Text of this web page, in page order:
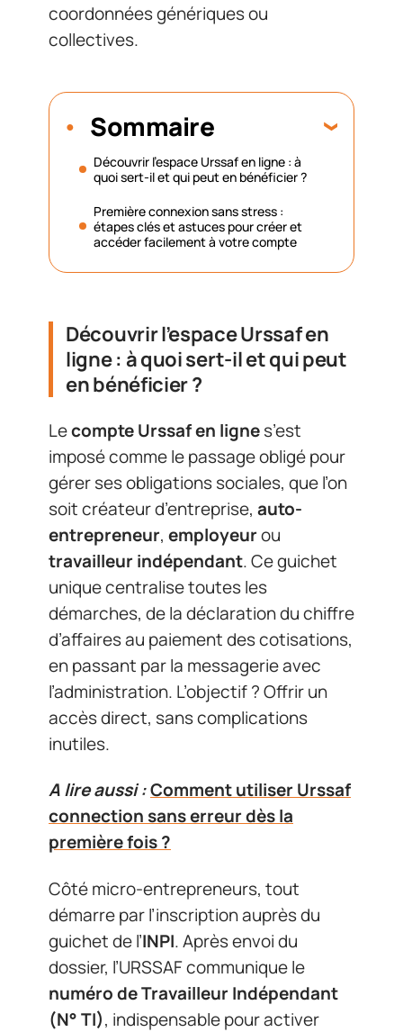
coordonnées génériques ou
collectives.
Sommaire
Découvrir l’espace Urssaf en ligne : à
quoi sert-il et qui peut en bénéficier ?
Première connexion sans stress :
étapes clés et astuces pour créer et
accéder facilement à votre compte
Découvrir l’espace Urssaf en
ligne : à quoi sert-il et qui peut
en bénéficier ?
Lecompte Urssaf en lignes’est
imposé comme le passage obligé pour
gérer ses obligations sociales, que l’on
soit créateur d’entreprise, auto-
entrepreneur, employeurou
travailleur indépendant. Ce guichet
unique centralise toutes les
démarches, de la déclaration du chiffre
d’affaires au paiement des cotisations,
en passant par la messagerie avec
l’administration. L’objectif ? Offrir un
accès direct, sans complications
inutiles.
A lire aussi :Comment utiliser Urssaf
connection sans erreur dès la
première fois ?
Côté micro-entrepreneurs, tout
démarre par l’inscription auprès du
guichet de l’INPI. Après envoi du
dossier, l’URSSAF communique le
numéro de Travailleur Indépendant
(N° TI), indispensable pour activer